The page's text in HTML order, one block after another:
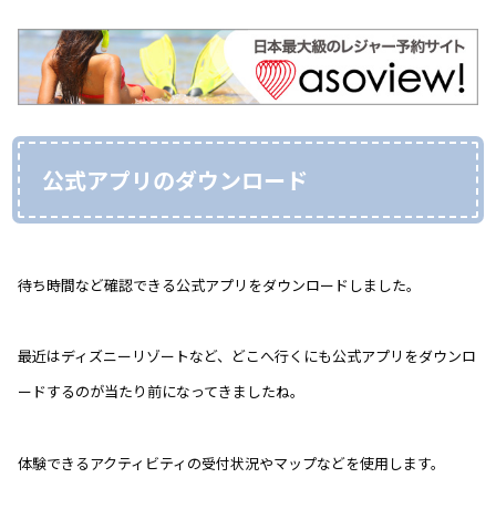
公式アプリのダウンロード
待ち時間など確認できる公式アプリをダウンロードしました。
最近はディズニーリゾートなど、どこへ行くにも公式アプリをダウンロ
ードするのが当たり前になってきましたね。
体験できるアクティビティの受付状況やマップなどを使用します。